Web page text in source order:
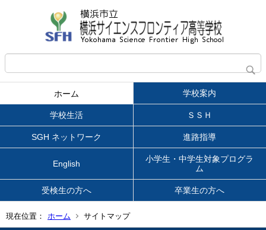
ホーム 学校案内
学校生活 ＳＳＨ
SGH ネットワーク 進路指導
English
小学生・中学生対象プログラ
ム
受検生の方へ 卒業生の方へ
現在位置： ホーム サイトマップ